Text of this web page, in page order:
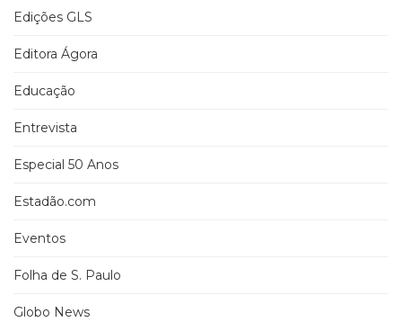
Edições GLS
Editora Ágora
Educação
Entrevista
Especial 50 Anos
Estadão.com
Eventos
Folha de S. Paulo
Globo News